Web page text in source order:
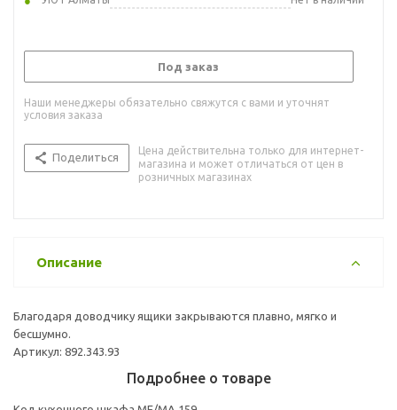
Под заказ
Наши менеджеры обязательно свяжутся с вами и уточнят
условия заказа
Поделиться
Цена действительна только для интернет-
магазина и может отличаться от цен в
розничных магазинах
Описание
Благодаря доводчику ящики закрываются плавно, мягко и
бесшумно.
Артикул: 892.343.93
Подробнее о товаре